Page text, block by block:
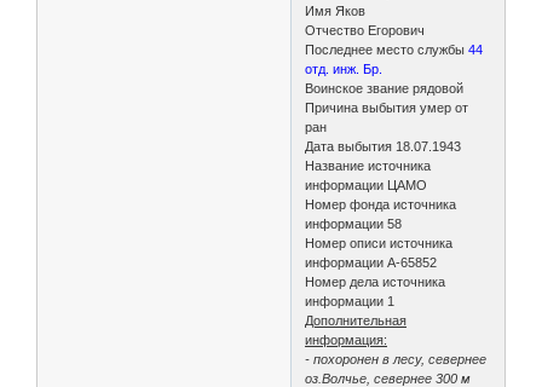
Имя Яков
Отчество Егорович
Последнее место службы44
отд. инж. Бр.
Воинское звание рядовой
Причина выбытия умер от
ран
Дата выбытия 18.07.1943
Название источника
информации ЦАМО
Номер фонда источника
информации 58
Номер описи источника
информации А-65852
Номер дела источника
информации 1
Дополнительная
информация:
- похоронен в лесу, севернее
оз.Волчье, севернее 300 м